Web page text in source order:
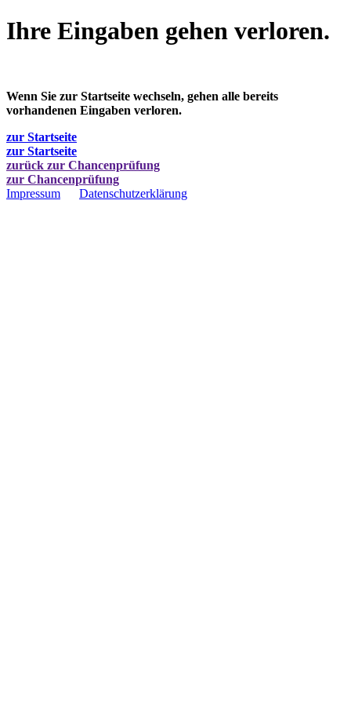
Ihre Eingaben gehen verloren.
Wenn Sie zur Startseite wechseln, gehen alle bereits
vorhandenen Eingaben verloren.
zur Startseite
zur Startseite
zurück zur Chancenprüfung
zur Chancenprüfung
Impressum
Datenschutzerklärung